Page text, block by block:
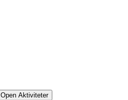
Open Aktiviteter